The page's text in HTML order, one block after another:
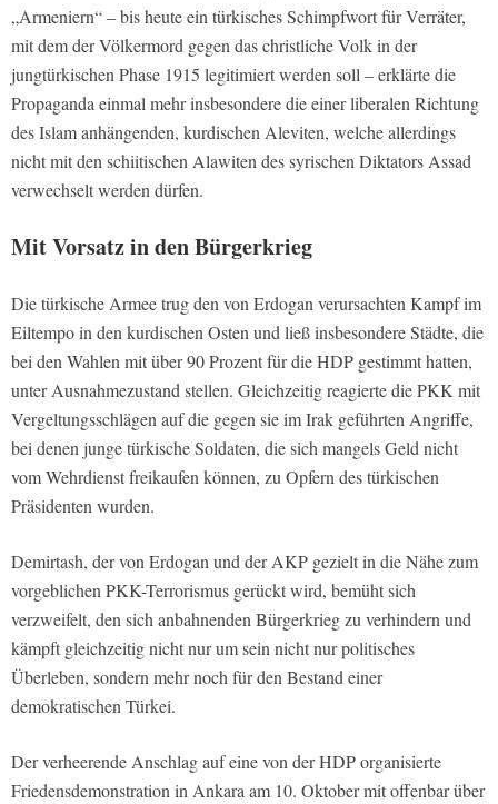
„Armeniern“ – bis heute ein türkisches Schimpfwort für Verräter,
mit dem der Völkermord gegen das christliche Volk in der
jungtürkischen Phase 1915 legitimiert werden soll – erklärte die
Propaganda einmal mehr insbesondere die einer liberalen Richtung
des Islam anhängenden, kurdischen Aleviten, welche allerdings
nicht mit den schiitischen Alawiten des syrischen Diktators Assad
verwechselt werden dürfen.
Mit Vorsatz in den Bürgerkrieg
Die türkische Armee trug den von Erdogan verursachten Kampf im
Eiltempo in den kurdischen Osten und ließ insbesondere Städte, die
bei den Wahlen mit über 90 Prozent für die HDP gestimmt hatten,
unter Ausnahmezustand stellen. Gleichzeitig reagierte die PKK mit
Vergeltungsschlägen auf die gegen sie im Irak geführten Angriffe,
bei denen junge türkische Soldaten, die sich mangels Geld nicht
vom Wehrdienst freikaufen können, zu Opfern des türkischen
Präsidenten wurden.
Demirtash, der von Erdogan und der AKP gezielt in die Nähe zum
vorgeblichen PKK-Terrorismus gerückt wird, bemüht sich
verzweifelt, den sich anbahnenden Bürgerkrieg zu verhindern und
kämpft gleichzeitig nicht nur um sein nicht nur politisches
Überleben, sondern mehr noch für den Bestand einer
demokratischen Türkei.
Der verheerende Anschlag auf eine von der HDP organisierte
Friedensdemonstration in Ankara am 10. Oktober mit offenbar über